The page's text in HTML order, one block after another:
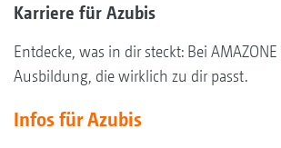
Karriere für Azubis
Entdecke, was in dir steckt: Bei
Ausbildung, die wirklich zu dir passt.
Infos für Azubis